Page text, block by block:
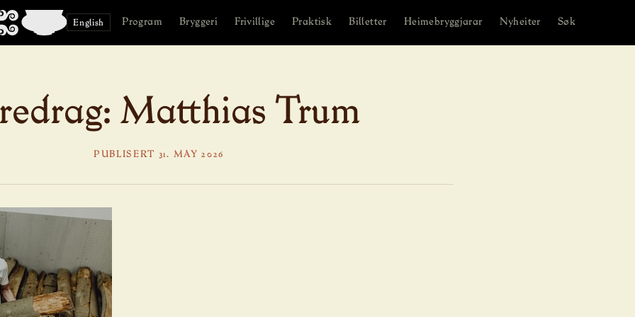
English Program Bryggeri Frivillige Praktisk Billetter Heimebryggjarar Nyheiter Søk
Matthias Trum
PUBLISERT 31. MAY 2026